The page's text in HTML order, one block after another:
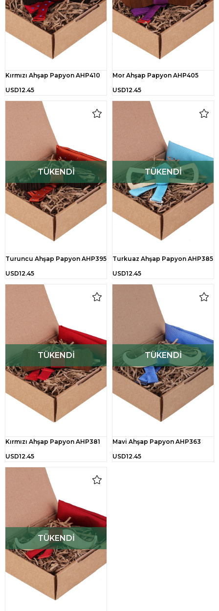
Kırmızı Ahşap Papyon AHP410
USD12.45
Mor Ahşap Papyon AHP405
USD12.45
TÜKENDI
Turuncu Ahşap Papyon AHP395
USD12.45
TÜKENDI
Turkuaz Ahşap Papyon AHP385
USD12.45
TÜKENDI
Kırmızı Ahşap Papyon AHP381
USD12.45
TÜKENDI
Mavi Ahşap Papyon AHP363
USD12.45
TÜKENDI